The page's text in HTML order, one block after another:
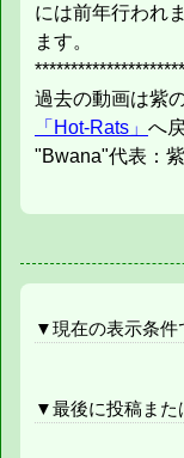
には前年行われ
ます。
過去の動画は紫
「Hot-Rats」 へ
"Bwana"代表：紫
▼現在の表示条件
▼最後に投稿また